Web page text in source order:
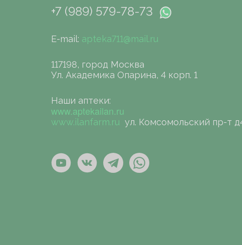
+7 (989) 579-78-73
E-mail: apteka711@mail.ru
117198, город Москва
Ул. Академика Опарина, 4 корп. 1
Наши аптеки:
www.aptekailan.ru
www.ilanfarm.ru ул. Комсомольский пр-т